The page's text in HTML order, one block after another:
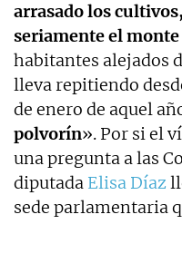
arrasado los
seriamente el monte
habitantes alejados
lleva repitiendo
de enero de aquel
polvorín». Por si el
una pregunta a las
diputada Elisa Díaz
sede parlamentaria